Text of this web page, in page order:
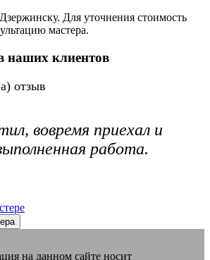
Для уточнения стоимость
мастера.
наших клиентов
отзыв
вовремя приехал и
работа.
на данном сайте носит